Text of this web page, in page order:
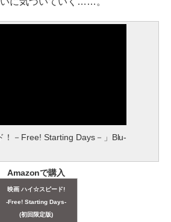
！－Free! Starting Days－」Blu-
Amazonで購入
映画 ハイ☆スピード!
-Free! Starting Days-
(初回限定版)